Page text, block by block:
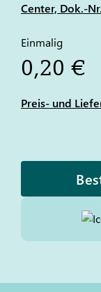
Center, Dok.-
Einmalig
0,20 €
Preis- und